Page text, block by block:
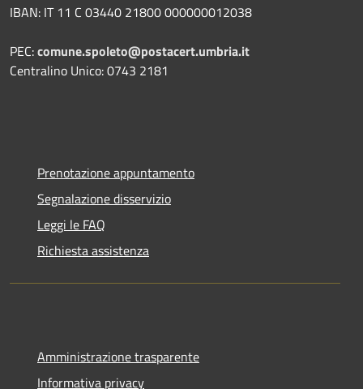
IBAN: IT 11 C 03440 21800 000000012038
PEC:comune.spoleto@postacert.umbria.it
Centralino Unico: 0743 2181
Prenotazione appuntamento
Segnalazione disservizio
Leggi le FAQ
Richiesta assistenza
Amministrazione trasparente
Informativa privacy